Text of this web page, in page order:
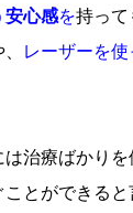
安心感を持っ
レーザーを
治療ばかりを
とができると